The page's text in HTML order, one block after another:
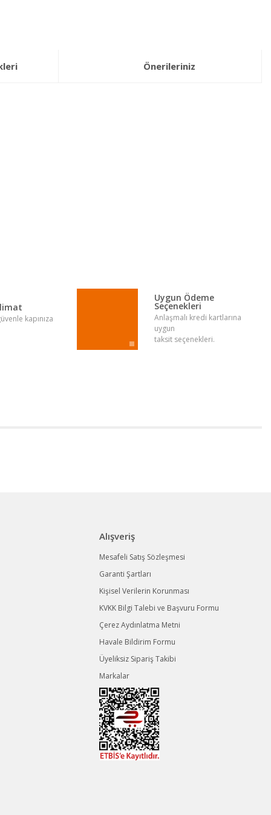
Önerileriniz
kapınıza
Uygun Ödeme
Seçenekleri
Anlaşmalı kredi kartlarına
uygun
taksit seçenekleri.
Alışveriş
Mesafeli Satış Sözleşmesi
Garanti Şartları
Kişisel Verilerin Korunması
KVKK Bilgi Talebi ve Başvuru Formu
Çerez Aydınlatma Metni
Havale Bildirim Formu
Üyeliksiz Sipariş Takibi
Markalar